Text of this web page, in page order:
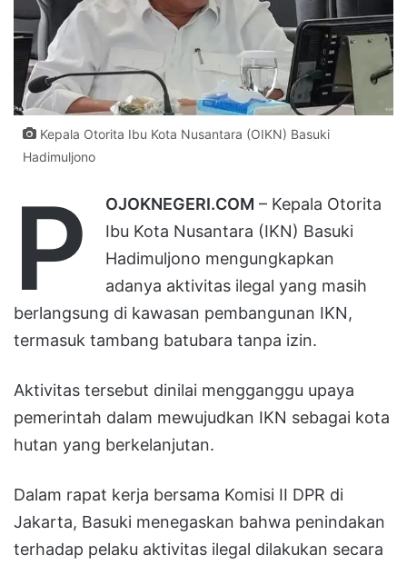
Kepala Otorita Ibu Kota Nusantara (OIKN) Basuki
Hadimuljono
P OJOKNEGERI.COM – Kepala Otorita
Ibu Kota Nusantara (IKN) Basuki
Hadimuljono mengungkapkan
adanya aktivitas ilegal yang masih
berlangsung di kawasan pembangunan IKN,
termasuk tambang batubara tanpa izin.
Aktivitas tersebut dinilai mengganggu upaya
pemerintah dalam mewujudkan IKN sebagai kota
hutan yang berkelanjutan.
Dalam rapat kerja bersama Komisi II DPR di
Jakarta, Basuki menegaskan bahwa penindakan
terhadap pelaku aktivitas ilegal dilakukan secara